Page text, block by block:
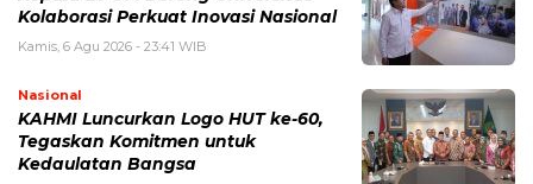
Kolaborasi Perkuat Inovasi Nasional
Kamis, 6 Agu 2026 - 23:41 WIB
Nasional
KAHMI Luncurkan Logo HUT ke-60,
Tegaskan Komitmen untuk
Kedaulatan Bangsa